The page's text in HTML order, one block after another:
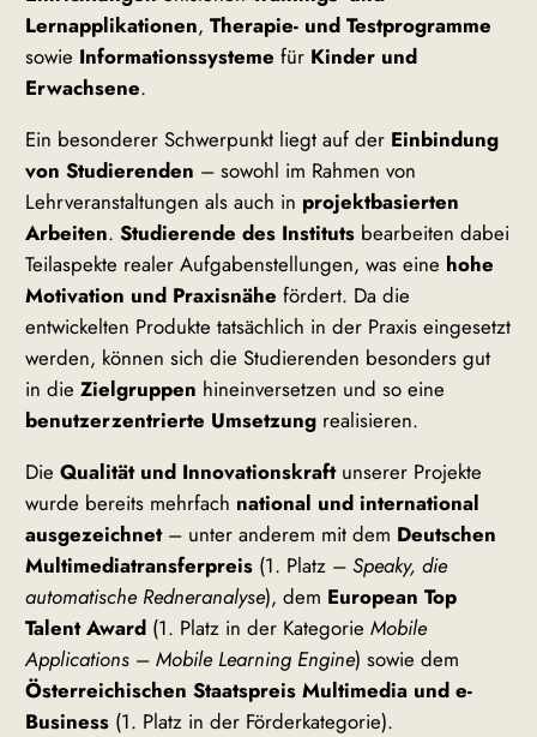
Lernapplikationen,Therapie- und Testprogramme
sowie Informationssysteme für Kinder und
Erwachsene.
Ein besonderer Schwerpunkt liegt auf der Einbindung
von Studierenden – sowohl im Rahmen von
Lehrveranstaltungen als auch in projektbasierten
Arbeiten.Studierende des Instituts bearbeiten dabei
Teilaspekte realer Aufgabenstellungen, was eine hohe
Motivation und Praxisnähe fördert. Da die
entwickelten Produkte tatsächlich in der Praxis eingesetzt
werden, können sich die Studierenden besonders gut
in dieZielgruppen hineinversetzen und so eine
benutzerzentrierte Umsetzung realisieren.
DieQualität und Innovationskraftunserer Projekte
wurde bereits mehrfach national und international
ausgezeichnet– unter anderem mit dem Deutschen
Multimediatransferpreis (1. Platz –Speaky, die
automatische Redneranalyse), dem European Top
Talent Award (1. Platz in der KategorieMobile
Applications –Mobile Learning Engine) sowie dem
Österreichischen Staatspreis Multimedia und e-
Business (1. Platz in der Förderkategorie).